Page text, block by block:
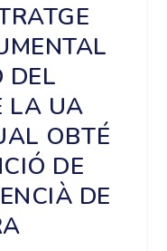
DEL
LA UA
OBTÉ
DE
DE